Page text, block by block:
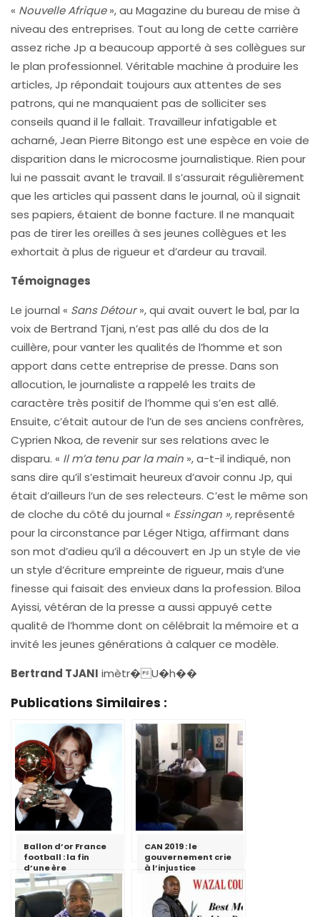
« Nouvelle Afrique», au Magazine du bureau de mise à
niveau des entreprises. Tout au long de cette carrière
assez riche Jp a beaucoup apporté à ses collègues sur
le plan professionnel. Véritable machine à produire les
articles, Jp répondait toujours aux attentes de ses
patrons, qui ne manquaient pas de solliciter ses
conseils quand il le fallait. Travailleur infatigable et
acharné, Jean Pierre Bitongo est une espèce en voie de
disparition dans le microcosme journalistique. Rien pour
lui ne passait avant le travail. Il s’assurait régulièrement
que les articles qui passent dans le journal, où il signait
ses papiers, étaient de bonne facture. Il ne manquait
pas de tirer les oreilles à ses jeunes collègues et les
exhortait à plus de rigueur et d’ardeur au travail.
Témoignages
Le journal « Sans Détour», qui avait ouvert le bal, par la
voix de Bertrand Tjani, n’est pas allé du dos de la
cuillère, pour vanter les qualités de l’homme et son
apport dans cette entreprise de presse. Dans son
allocution, le journaliste a rappelé les traits de
caractère très positif de l’homme qui s’en est allé.
Ensuite, c’était autour de l’un de ses anciens confrères,
Cyprien Nkoa, de revenir sur ses relations avec le
disparu. « Il m’a tenu par la main », a-t-il indiqué, non
sans dire qu’il s’estimait heureux d’avoir connu Jp, qui
était d’ailleurs l’un de ses relecteurs. C’est le même son
de cloche du côté du journal « Essingan »,représenté
pour la circonstance par Léger Ntiga, affirmant dans
son mot d’adieu qu’il a découvert en Jp un style de vie
un style d’écriture empreinte de rigueur, mais d’une
finesse qui faisait des envieux dans la profession. Biloa
Ayissi, vétéran de la presse a aussi appuyé cette
qualité de l’homme dont on célébrait la mémoire et a
invité les jeunes générations à calquer ce modèle.
Bertrand TJANI imètr�U�h��
Publications Similaires :
Ballon d’or France
football : la fin
d’une ère
CAN 2019 : le
gouvernement crie
à l’injustice